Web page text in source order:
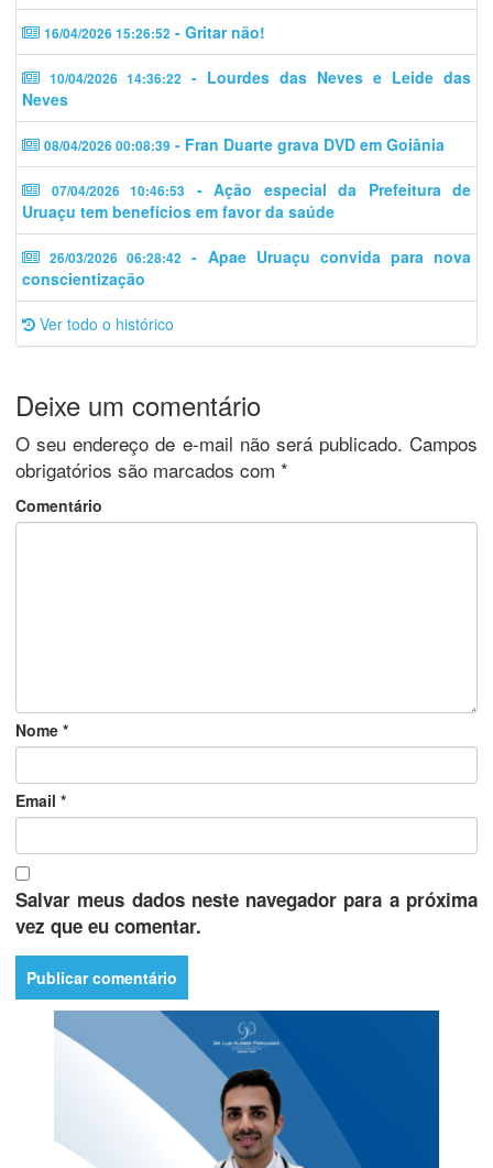
16/04/2026 15:26:52 - Gritar não!
10/04/2026 14:36:22 - Lourdes das Neves e Leide das
Neves
08/04/2026 00:08:39 - Fran Duarte grava DVD em Goiânia
07/04/2026 10:46:53
- Ação especial da Prefeitura de
Uruaçu tem benefícios em favor da saúde
26/03/2026 06:28:42 - Apae Uruaçu convida para nova
conscientização
Ver todo o histórico
Deixe um comentário
O seu endereço de e-mail não será publicado. Campos
obrigatórios são marcados com *
Comentário
Nome *
Email *
Salvar meus dados neste navegador para a próxima
vez que eu comentar.